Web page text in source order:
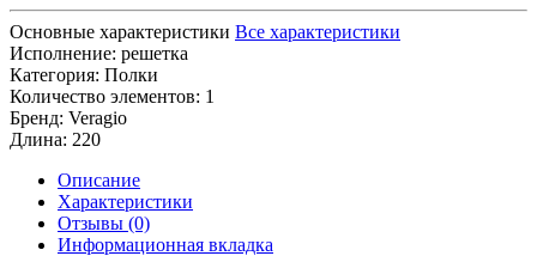
Основные характеристики Все характеристики
Исполнение: решетка
Категория: Полки
Количество элементов: 1
Бренд: Veragio
Длина: 220
Описание
Характеристики
Отзывы (0)
Информационная вкладка